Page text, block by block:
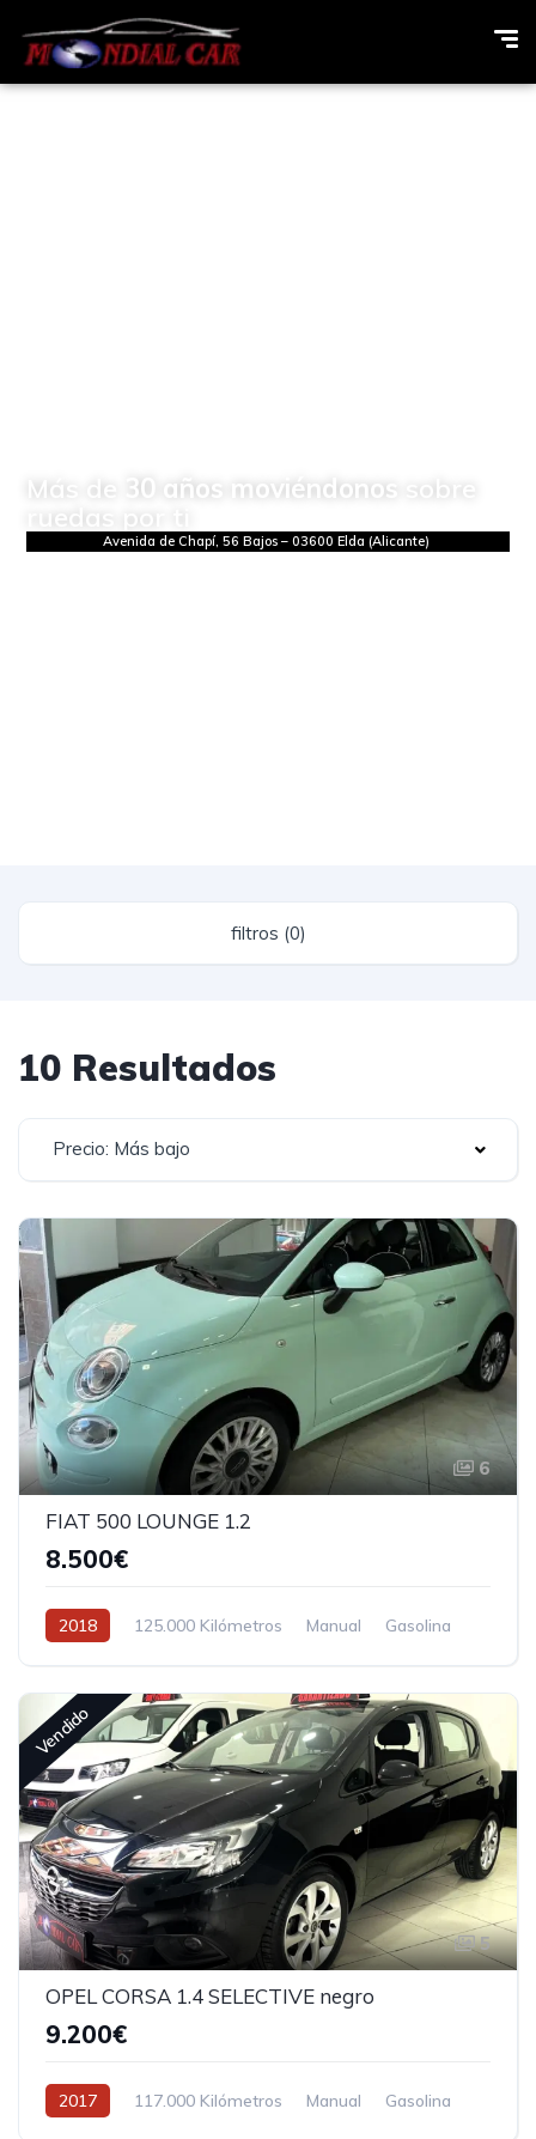
Más de 30 años moviéndonos
sobre
ruedas por ti
Avenida de Chapí, 56 Bajos – 03600 Elda (Alicante)
filtros (0)
10 Resultados
Precio: Más bajo
6
FIAT 500 LOUNGE 1.2
8.500€
2018 125.000 Kilómetros Manual Gasolina
Vendido
5
OPEL CORSA 1.4 SELECTIVE negro
9.200€
2017 117.000 Kilómetros Manual
Gasolina